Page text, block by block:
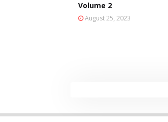
Volume 2
August 25, 2023